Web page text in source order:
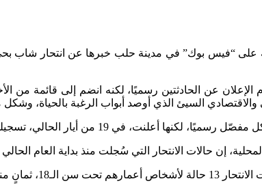
عن الحادثتين رسميًا، لكنه انضم إلى قائمة من
السيئ الذي أوصد أبواب الرغبة بالحياة، وشكل
أكثر من 50 حالة انتحار منذ بداية العام الحالي.
حالات الانتحار التي سُجلت منذ بداية العام الحالي في سوريا
عند النساء.